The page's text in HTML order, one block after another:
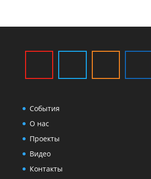
События
О нас
Проекты
Видео
Контакты